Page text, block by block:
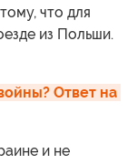
что для
из Польши.
Ответ на
и не